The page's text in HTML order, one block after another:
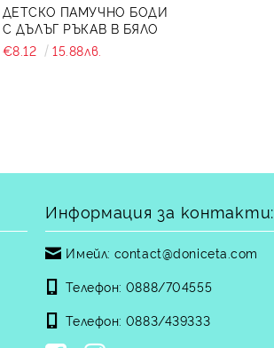
ДЕТСКО ПАМУЧНО БОДИ
С ДЪЛЪГ РЪКАВ В БЯЛО
€8.12
15.88лв.
Информация за контакти:
Имейл: contact@doniceta.com
Телефон: 0888/704555
Телефон: 0883/439333